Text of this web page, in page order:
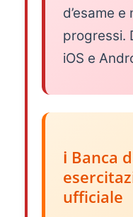
d’esame
progressi.
iOS e
ℹ️ Banca
ufficiale